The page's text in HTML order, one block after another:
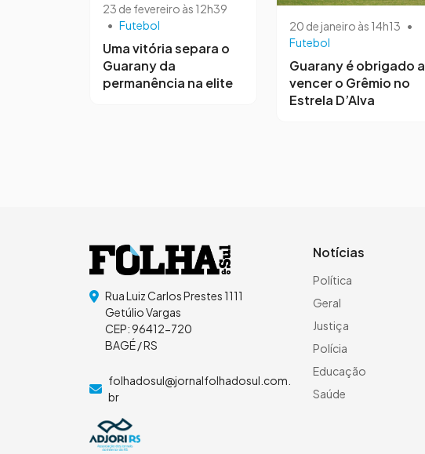
23 de fevereiro às 12h39
• Futebol
Uma vitória separa o
Guarany da
permanência na elite
20 de janeiro às 14h13 •
Futebol
Guarany é obrigado a
vencer o Grêmio no
Estrela D’Alva
Rua Luiz Carlos Prestes 1111
Getúlio Vargas
CEP: 96412-720
BAGÉ / RS
folhadosul@jornalfolhadosul.com.
br
Notícias
Política
Geral
Justiça
Polícia
Educação
Saúde